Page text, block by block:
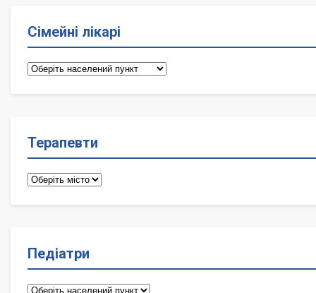
Сімейні лікарі
Сімейні
Терапевти
Терапевти
Педіатри
Педіатри